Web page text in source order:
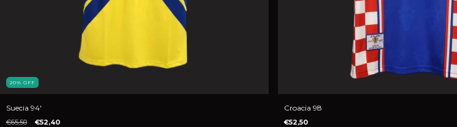
20% OFF
Suecia 94'
€65,50 €52,40
Croacia 98
€52,50